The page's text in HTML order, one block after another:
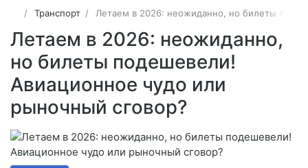
Транспорт Летаем в 2026: неожиданно, но билеты
Летаем в 2026: неожиданно,
но билеты подешевели!
Авиационное чудо или
рыночный сговор?